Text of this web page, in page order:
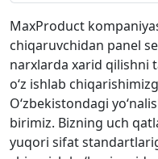
MaxProduct
chiqaruvchidan panel
narxlarda xarid qilishni
o‘z ishlab
O‘zbekistondagi
birimiz. Bizning uch
yuqori sifat